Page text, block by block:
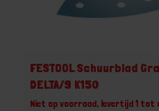
FESTOOL Schuurblad
DELTA/9 K150
Niet op voorraad, levertijd 1 tot